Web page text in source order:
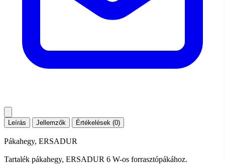
Leírás Jellemzők Értékelések (0)
Pákahegy, ERSADUR
Tartalék pákahegy, ERSADUR 6 W-os forrasztópákához.